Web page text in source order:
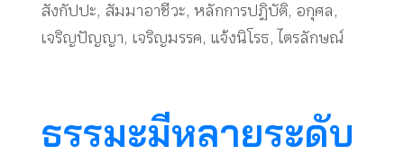
สังกัปปะ, สัมมาอาชีวะ, หลักการปฏิบัติ, อกุศล,
เจริญปัญญา, เจริญมรรค, แจ้งนิโรธ, ไตรลักษณ์
ธรรมะมีหลายระดับ